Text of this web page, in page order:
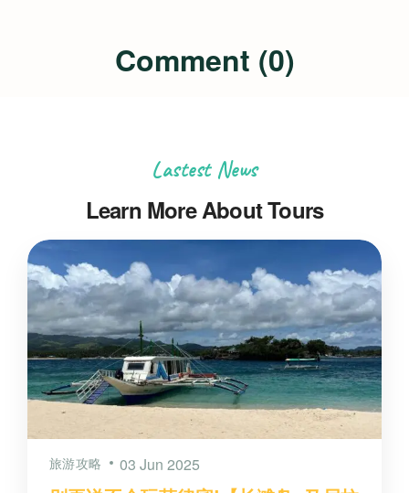
Comment (0)
Lastest News
Learn More About Tours
旅游攻略 03 Jun 2025